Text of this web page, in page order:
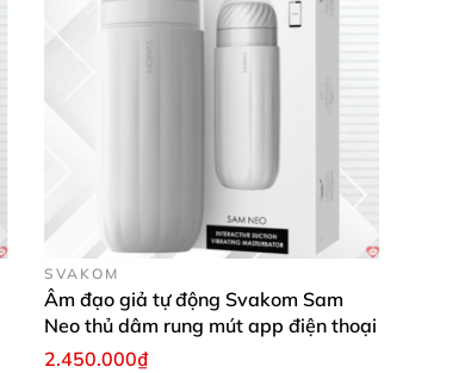
SVAKOM
Âm đạo giả tự động Svakom Sam
Neo thủ dâm rung mút app điện thoại
2.450.000₫